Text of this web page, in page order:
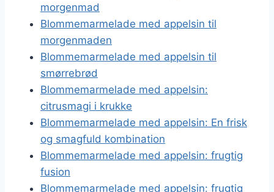
morgenmad
Blommemarmelade med appelsin til
morgenmaden
Blommemarmelade med appelsin til
smørrebrød
Blommemarmelade med appelsin:
citrusmagi i krukke
Blommemarmelade med appelsin: En frisk
og smagfuld kombination
Blommemarmelade med appelsin: frugtig
fusion
Blommemarmelade med appelsin: frugtig